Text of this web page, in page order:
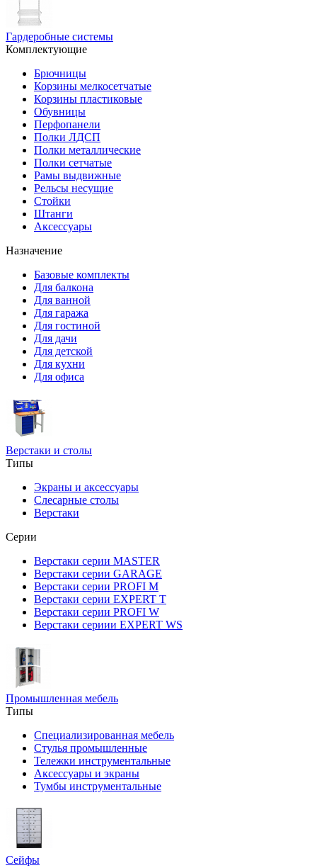
Гардеробные системы
Комплектующие
Брючницы
Корзины мелкосетчатые
Корзины пластиковые
Обувницы
Перфопанели
Полки ЛДСП
Полки металлические
Полки сетчатые
Рамы выдвижные
Рельсы несущие
Стойки
Штанги
Аксессуары
Назначение
Базовые комплекты
Для балкона
Для ванной
Для гаража
Для гостиной
Для дачи
Для детской
Для кухни
Для офиса
Верстаки и столы
Типы
Экраны и аксессуары
Слесарные столы
Верстаки
Серии
Верстаки серии MASTER
Верстаки серии GARAGE
Верстаки серии PROFI M
Верстаки серии EXPERT T
Верстаки серии PROFI W
Верстаки сериии EXPERT WS
Промышленная мебель
Типы
Специализированная мебель
Стулья промышленные
Тележки инструментальные
Аксессуары и экраны
Тумбы инструментальные
Сейфы